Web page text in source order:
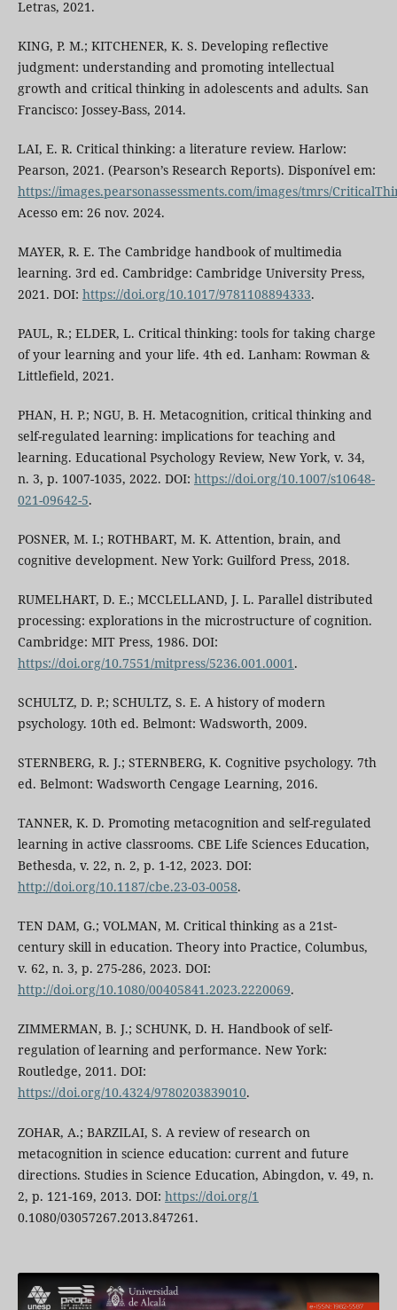
Letras, 2021.
KING, P. M.; KITCHENER, K. S. Developing reflective
judgment: understanding and promoting intellectual
growth and critical thinking in adolescents and adults. San
Francisco: Jossey-Bass, 2014.
LAI, E. R. Critical thinking: a literature review. Harlow:
Pearson, 2021. (Pearson’s Research Reports). Disponível em:
https://images.pearsonassessments.com/images/tmrs/
Acesso em: 26 nov. 2024.
MAYER, R. E. The Cambridge handbook of multimedia
learning. 3rd ed. Cambridge: Cambridge University Press,
2021. DOI: https://doi.org/10.1017/9781108894333.
PAUL, R.; ELDER, L. Critical thinking: tools for taking charge
of your learning and your life. 4th ed. Lanham: Rowman &
Littlefield, 2021.
PHAN, H. P.; NGU, B. H. Metacognition, critical thinking and
self-regulated learning: implications for teaching and
learning. Educational Psychology Review, New York, v. 34,
n. 3, p. 1007-1035, 2022. DOI: https://doi.org/10.1007/s10648-
021-09642-5.
POSNER, M. I.; ROTHBART, M. K. Attention, brain, and
cognitive development. New York: Guilford Press, 2018.
RUMELHART, D. E.; MCCLELLAND, J. L. Parallel distributed
processing: explorations in the microstructure of cognition.
Cambridge: MIT Press, 1986. DOI:
https://doi.org/10.7551/mitpress/5236.001.0001.
SCHULTZ, D. P.; SCHULTZ, S. E. A history of modern
psychology. 10th ed. Belmont: Wadsworth, 2009.
STERNBERG, R. J.; STERNBERG, K. Cognitive psychology. 7th
ed. Belmont: Wadsworth Cengage Learning, 2016.
TANNER, K. D. Promoting metacognition and self-regulated
learning in active classrooms. CBE Life Sciences Education,
Bethesda, v. 22, n. 2, p. 1-12, 2023. DOI:
http://doi.org/10.1187/cbe.23-03-0058.
TEN DAM, G.; VOLMAN, M. Critical thinking as a 21st-
century skill in education. Theory into Practice, Columbus,
v. 62, n. 3, p. 275-286, 2023. DOI:
http://doi.org/10.1080/00405841.2023.2220069.
ZIMMERMAN, B. J.; SCHUNK, D. H. Handbook of self-
regulation of learning and performance. New York:
Routledge, 2011. DOI:
https://doi.org/10.4324/9780203839010.
ZOHAR, A.; BARZILAI, S. A review of research on
metacognition in science education: current and future
directions. Studies in Science Education, Abingdon, v. 49, n.
2, p. 121-169, 2013. DOI: https://doi.org/1
0.1080/03057267.2013.847261.